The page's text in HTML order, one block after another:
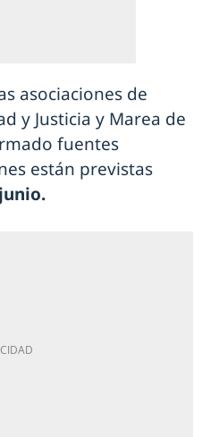
asociaciones de
y Justicia y Marea de
fuentes
están previstas